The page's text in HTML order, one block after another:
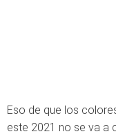
Eso de que los
este 2021 no se va a